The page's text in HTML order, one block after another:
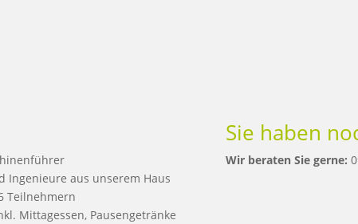
Ingenieure aus unserem Haus
Teilnehmern
Mittagessen, Pausengetränke
Sie haben
Wir beraten Sie gerne: